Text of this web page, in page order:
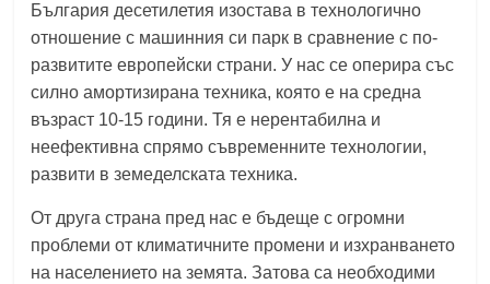
България десетилетия изостава в технологично
отношение с машинния си парк в сравнение с по-
развитите европейски страни. У нас се оперира със
силно амортизирана техника, която е на средна
възраст 10-15 години. Тя е нерентабилна и
неефективна спрямо съвременните технологии,
развити в земеделската техника.
От друга страна пред нас е бъдеще с огромни
проблеми от климатичните промени и изхранването
на населението на земята. Затова са необходими